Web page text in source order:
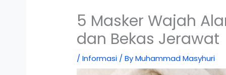
5 Masker Wajah
dan Bekas Jerawat
/Informasi / ByMuhammad Masyhuri